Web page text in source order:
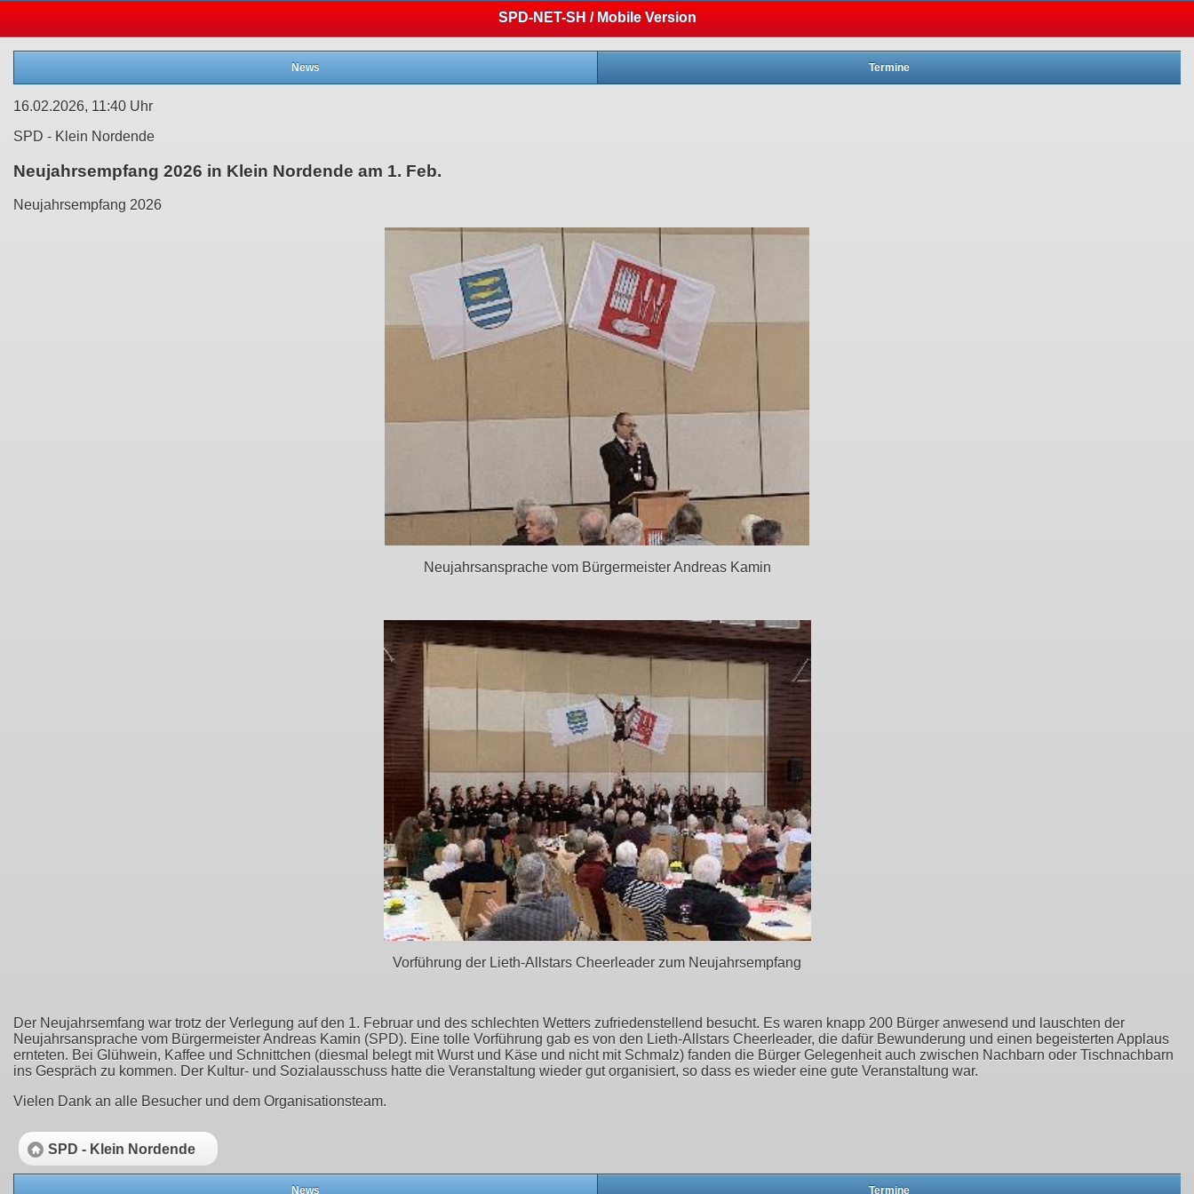
SPD-NET-SH / Mobile Version
News Termine
16.02.2026, 11:40 Uhr
SPD - Klein Nordende
Neujahrsempfang 2026 in Klein Nordende am 1. Feb.
Neujahrsempfang 2026
Neujahrsansprache vom Bürgermeister Andreas Kamin
Vorführung der Lieth-Allstars Cheerleader zum Neujahrsempfang
Der Neujahrsemfang war trotz der Verlegung auf den 1. Februar und des schlechten Wetters zufriedenstellend besucht. Es waren knapp 200 Bürger anwesend und lauschten der
Neujahrsansprache vom Bürgermeister Andreas Kamin (SPD). Eine tolle Vorführung gab es von den Lieth-Allstars Cheerleader, die dafür Bewunderung und einen begeisterten Applaus
ernteten. Bei Glühwein, Kaffee und Schnittchen (diesmal belegt mit Wurst und Käse und nicht mit Schmalz) fanden die Bürger Gelegenheit auch zwischen Nachbarn oder Tischnachbarn
ins Gespräch zu kommen. Der Kultur- und Sozialausschuss hatte die Veranstaltung wieder gut organisiert, so dass es wieder eine gute Veranstaltung war.
Vielen Dank an alle Besucher und dem Organisationsteam.
SPD - Klein Nordende
News Termine